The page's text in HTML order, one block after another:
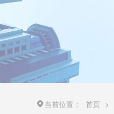
当前位置： 首页 >